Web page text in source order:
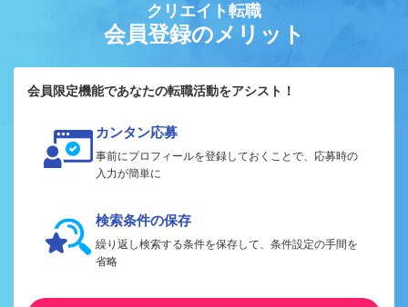
クリエイト転職
会員登録のメリット
会員限定機能であなたの転職活動をアシスト！
カンタン応募
事前にプロフィールを登録しておくことで、応募時の
入力が簡単に
検索条件の保存
繰り返し検索する条件を保存して、条件設定の手間を
省略